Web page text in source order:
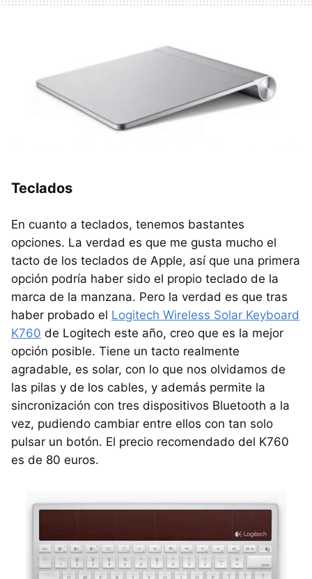
Teclados
En cuanto a teclados, tenemos bastantes
opciones. La verdad es que me gusta mucho el
tacto de los teclados de Apple, así que una primera
opción podría haber sido el propio teclado de la
marca de la manzana. Pero la verdad es que tras
haber probado el Logitech Wireless Solar Keyboard
K760 de Logitech este año, creo que es la mejor
opción posible. Tiene un tacto realmente
agradable, es solar, con lo que nos olvidamos de
las pilas y de los cables, y además permite la
sincronización con tres dispositivos Bluetooth a la
vez, pudiendo cambiar entre ellos con tan solo
pulsar un botón. El precio recomendado del K760
es de 80 euros.